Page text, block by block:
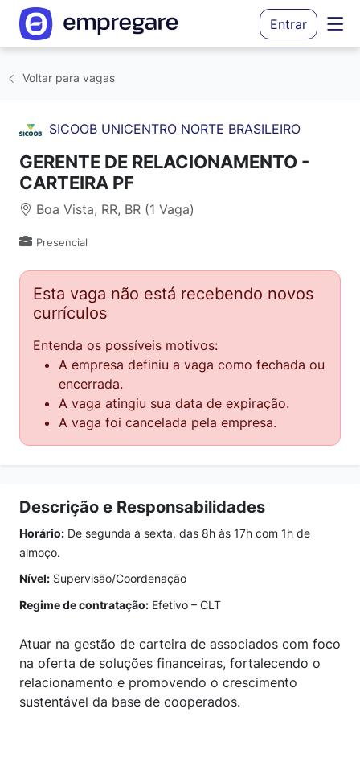
Entrar
Voltar para vagas
SICOOB UNICENTRO NORTE BRASILEIRO
GERENTE DE RELACIONAMENTO -
CARTEIRA PF
Boa Vista, RR, BR (1 Vaga)
Presencial
Esta vaga não está recebendo novos
currículos
Entenda os possíveis motivos:
A empresa definiu a vaga como fechada ou
encerrada.
A vaga atingiu sua data de expiração.
A vaga foi cancelada pela empresa.
Descrição e Responsabilidades
Horário: De segunda à sexta, das 8h às 17h com 1h de
almoço.
Nível: Supervisão/Coordenação
Regime de contratação: Efetivo – CLT
Atuar na gestão de carteira de associados com foco
na oferta de soluções financeiras, fortalecendo o
relacionamento e promovendo o crescimento
sustentável da base de cooperados.